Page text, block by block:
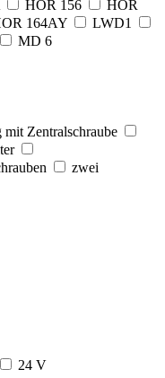
HOR 156
HOR
164AY
LWD1
MD 6
mit Zentralschraube
zwei
24 V